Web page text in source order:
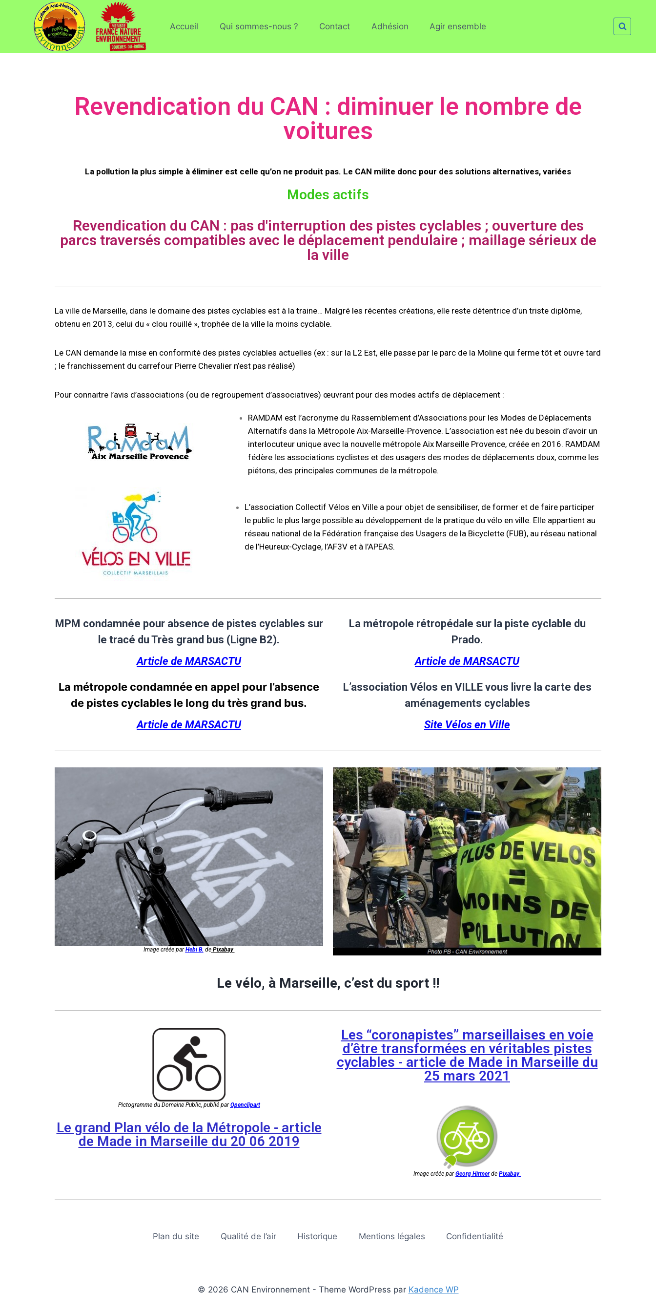
Accueil Qui sommes-nous ? Contact Adhésion Agir ensemble
Revendication du CAN : diminuer le nombre de
voitures
La pollution la plus simple à éliminer est celle qu’on ne produit pas. Le CAN milite donc pour des solutions alternatives, variées
Modes actifs
Revendication du CAN : pas d'interruption des pistes cyclables ; ouverture des
parcs traversés compatibles avec le déplacement pendulaire ; maillage sérieux de
la ville
La ville de Marseille, dans le domaine des pistes cyclables est à la traine… Malgré les récentes créations, elle reste détentrice d’un triste diplôme,
obtenu en 2013, celui du « clou rouillé », trophée de la ville la moins cyclable.
Le CAN demande la mise en conformité des pistes cyclables actuelles (ex : sur la L2 Est, elle passe par le parc de la Moline qui ferme tôt et ouvre tard
; le franchissement du carrefour Pierre Chevalier n’est pas réalisé)
Pour connaitre l’avis d’associations (ou de regroupement d’associatives) œuvrant pour des modes actifs de déplacement :
RAMDAM est l’acronyme du Rassemblement d’Associations pour les Modes de Déplacements
Alternatifs dans la Métropole Aix-Marseille-Provence. L’association est née du besoin d’avoir un
interlocuteur unique avec la nouvelle métropole Aix Marseille Provence, créée en 2016. RAMDAM
fédère les associations cyclistes et des usagers des modes de déplacements doux, comme les
piétons, des principales communes de la métropole.
L’association Collectif Vélos en Ville a pour objet de sensibiliser, de former et de faire participer
le public le plus large possible au développement de la pratique du vélo en ville. Elle appartient au
réseau national de la Fédération française des Usagers de la Bicyclette (FUB), au réseau national
de l’Heureux-Cyclage, l’AF3V et à l’APEAS.
MPM condamnée pour absence de pistes cyclables sur
le tracé du Très grand bus (Ligne B2).
Article de MARSACTU
La métropole condamnée en appel pour l’absence
de pistes cyclables le long du très grand bus.
Article de MARSACTU
La métropole rétropédale sur la piste cyclable du
Prado.
Article de MARSACTU
L’association Vélos en VILLE vous livre la carte des
aménagements cyclables
Site Vélos en Ville
Image créée parHebi B. de Pixabay
Le vélo, à Marseille, c’est du sport !!
Pictogramme du Domaine Public, publié par Openclipart
Le grand Plan vélo de la Métropole - article
de Made in Marseille du 20 06 2019
Les “coronapistes” marseillaises en voie
d’être transformées en véritables pistes
cyclables - article de Made in Marseille du
25 mars 2021
Image créée parGeorg Hirmerde Pixabay
Plan du site Qualité de l’air Historique Mentions légales Confidentialité
© 2026 CAN Environnement - Theme WordPress par Kadence WP